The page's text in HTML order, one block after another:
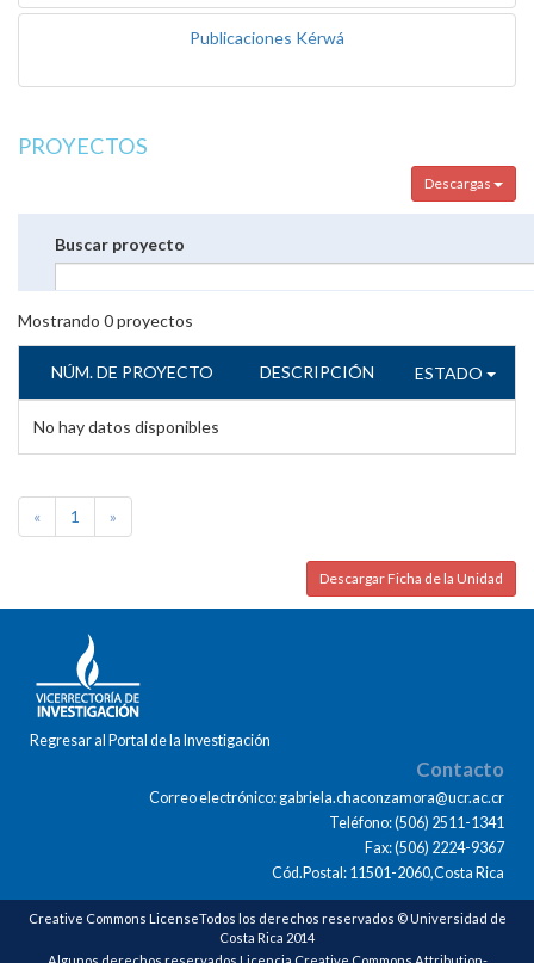
Publicaciones Kérwá
PROYECTOS
Descargas
Buscar proyecto
Mostrando 0proyectos
NÚM. DE PROYECTO DESCRIPCIÓN ESTADO
No hay datos disponibles
« 1 »
Descargar Ficha de la Unidad
Regresar al Portal de la Investigación
Contacto
Correo electrónico: gabriela.chaconzamora@ucr.ac.cr
Teléfono: (506) 2511-1341
Fax: (506) 2224-9367
Cód.Postal: 11501-2060,Costa Rica
Creative Commons LicenseTodos los derechos reservados © Universidad de
Costa Rica 2014